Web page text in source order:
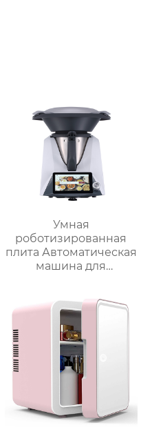
Умная
роботизированная
плита Автоматическая
машина для
Робот для
приготовления пищи
для дома